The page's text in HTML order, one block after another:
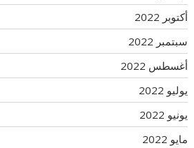
أكتوبر 2022
سبتمبر 2022
أغسطس 2022
يوليو 2022
يونيو 2022
مايو 2022